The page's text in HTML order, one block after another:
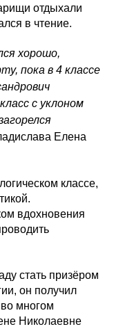
отдыхали
в чтение.
хорошо,
пока в 4 классе
с уклоном
Елена
классе,
вдохновения
стать призёром
он получил
многом
Николаевне